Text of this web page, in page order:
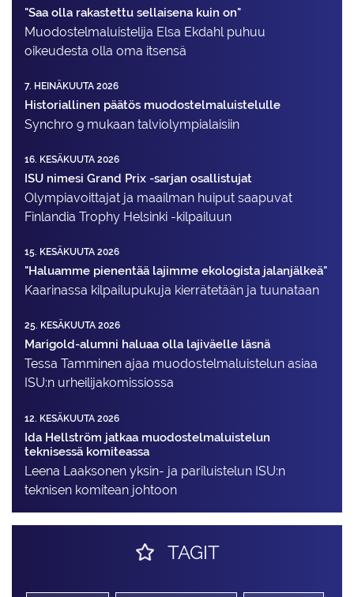
"Saa olla rakastettu sellaisena kuin on"
Muodostelma­luistelija Elsa Ekdahl puhuu
oikeudesta olla oma itsensä
7. HEINÄKUUTA 2026
Historiallinen päätös muodostelmaluistelulle
Synchro 9 mukaan talviolympialaisiin
16. KESÄKUUTA 2026
ISU nimesi Grand Prix -sarjan osallistujat
Olympiavoittajat ja maailman huiput saapuvat
Finlandia Trophy Helsinki -kilpailuun
15. KESÄKUUTA 2026
"Haluamme pienentää lajimme ekologista jalanjälkeä"
Kaarinassa kilpailupukuja kierrätetään ja tuunataan
25. KESÄKUUTA 2026
Marigold-alumni haluaa olla lajiväelle läsnä
Tessa Tamminen ajaa muodostelma­luistelun asiaa
ISU:n urheilija­komissiossa
12. KESÄKUUTA 2026
Ida Hellström jatkaa muodostelmaluistelun
teknisessä komiteassa
Leena Laaksonen yksin- ja pariluistelun ISU:n
teknisen komitean johtoon
TAGIT